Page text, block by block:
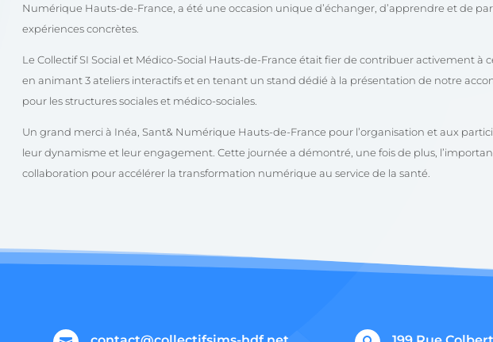
Numérique Hauts-de-France , a été une occasion unique d’échanger, d’apprendre et de
expériences concrètes.
Le Collectif SI Social et Médico-Social Hauts-de-France était fier de contribuer activement à
en animant 3 ateliers interactifs et en tenant un stand dédié à la présentation de notre
pour les structures sociales et médico-sociales.
Un grand merci à Inéa, Sant& Numérique Hauts-de-France pour l’organisation et aux
leur dynamisme et leur engagement. Cette journée a démontré, une fois de plus,
collaboration pour accélérer la transformation numérique au service de la santé.